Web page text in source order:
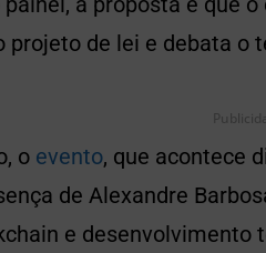
projeto de lei e debata o
o evento, que acontece
de Alexandre
e desenvolvimento